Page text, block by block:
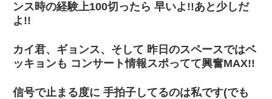
ンス時の経験上100切ったら 早いよ!!あと少しだ
よ!!
カイ君、ギョンス、そして 昨日のスペースではベ
ッキョンも コンサート情報スポってて興奮MAX!!
信号で止まる度に 手拍子してるのは私です(でも